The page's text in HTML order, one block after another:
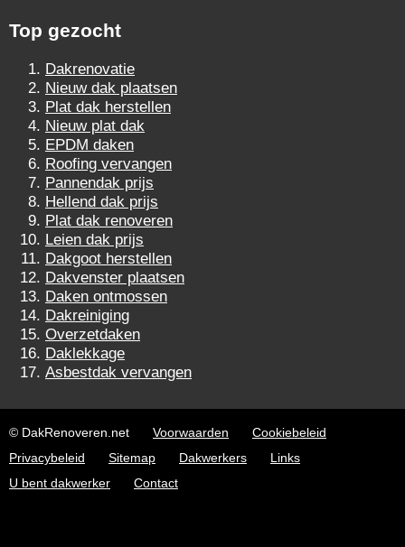
Top gezocht
Dakrenovatie
Nieuw dak plaatsen
Plat dak herstellen
Nieuw plat dak
EPDM daken
Roofing vervangen
Pannendak prijs
Hellend dak prijs
Plat dak renoveren
Leien dak prijs
Dakgoot herstellen
Dakvenster plaatsen
Daken ontmossen
Dakreiniging
Overzetdaken
Daklekkage
Asbestdak vervangen
© DakRenoveren.net Voorwaarden
Cookiebeleid
Privacybeleid
Sitemap Dakwerkers
Links
U bent dakwerker
Contact